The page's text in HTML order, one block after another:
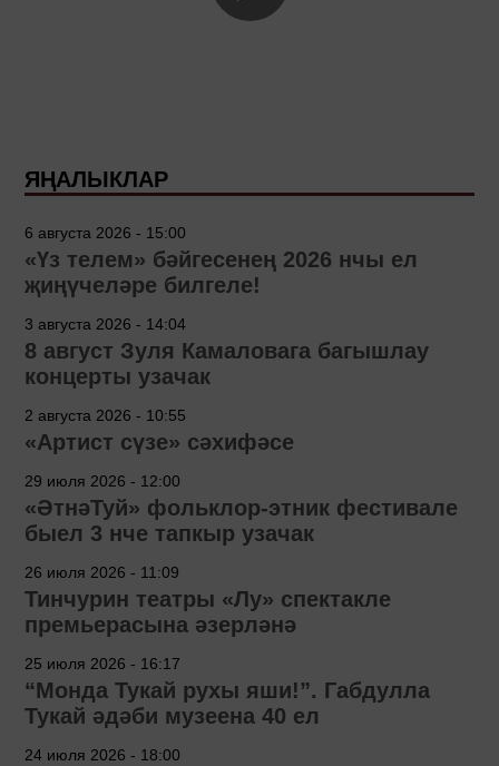
ЯҢАЛЫКЛАР
6 августа 2026 - 15:00
«Үз телем» бәйгесенең 2026 нчы ел
җиңүчеләре билгеле!
3 августа 2026 - 14:04
8 август Зуля Камаловага багышлау
концерты узачак
2 августа 2026 - 10:55
«Артист сүзе» сәхифәсе
29 июля 2026 - 12:00
«ӘтнәТуй» фольклор-этник фестивале
быел 3 нче тапкыр узачак
26 июля 2026 - 11:09
Тинчурин театры «Лу» спектакле
премьерасына әзерләнә
25 июля 2026 - 16:17
“Монда Тукай рухы яши!”. Габдулла
Тукай әдәби музеена 40 ел
24 июля 2026 - 18:00